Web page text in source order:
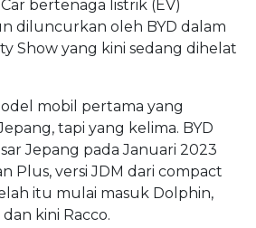
bertenaga listrik (EV)
diluncurkan oleh BYD dalam
Show yang kini sedang dihelat
mobil pertama yang
tapi yang kelima. BYD
Jepang pada Januari 2023
Plus, versi JDM dari compact
itu mulai masuk Dolphin,
kini Racco.